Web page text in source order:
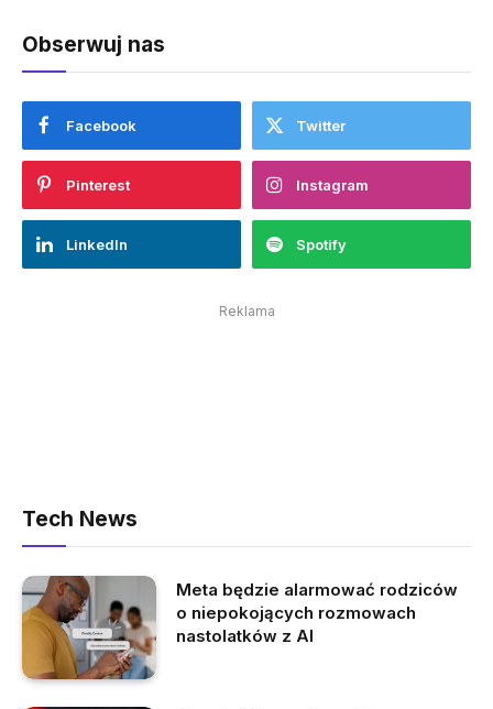
Obserwuj nas
Facebook Twitter
Pinterest Instagram
LinkedIn Spotify
Reklama
Tech News
Meta będzie alarmować rodziców
o niepokojących rozmowach
nastolatków z AI